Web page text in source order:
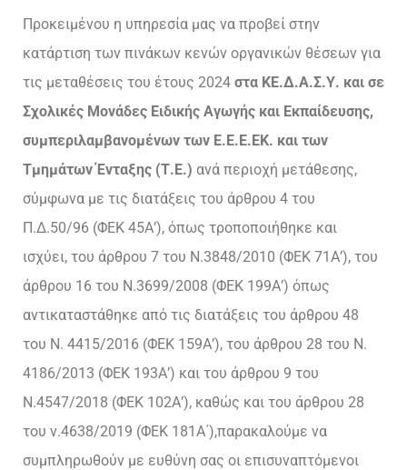
Προκειμένου η υπηρεσία μας να προβεί στην
κατάρτιση των πινάκων κενών οργανικών θέσεων για
τις μεταθέσεις του έτους 2024 στα ΚΕ.Δ.Α.Σ.Υ. και σε
Σχολικές Μονάδες Ειδικής Αγωγής και Εκπαίδευσης,
συμπεριλαμβανομένων των Ε.Ε.Ε.ΕΚ. και των
Τμημάτων Ένταξης (Τ.Ε.) ανά περιοχή μετάθεσης,
σύμφωνα με τις διατάξεις του άρθρου 4 του
Π.Δ.50/96 (ΦΕΚ 45Α’), όπως τροποποιήθηκε και
ισχύει, του άρθρου 7 του Ν.3848/2010 (ΦΕΚ 71Α’), του
άρθρου 16 του Ν.3699/2008 (ΦΕΚ 199Α’) όπως
αντικαταστάθηκε από τις διατάξεις του άρθρου 48
του Ν. 4415/2016 (ΦΕΚ 159Α’), του άρθρου 28 του Ν.
4186/2013 (ΦΕΚ 193Α’) και του άρθρου 9 του
Ν.4547/2018 (ΦΕΚ 102Α’), καθώς και του άρθρου 28
του ν.4638/2019 (ΦΕΚ 181Α΄),παρακαλούμε να
συμπληρωθούν με ευθύνη σας οι επισυναπτόμενοι